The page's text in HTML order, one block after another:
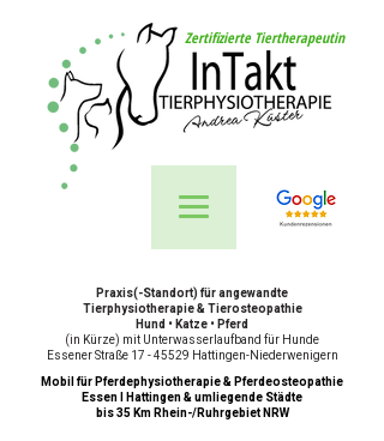
Zertifizierte Tiertherapeutin
Praxis(-Standort) für angewandte
Tierphysiotherapie & Tierosteopathie
Hund • Katze • Pferd
(in Kürze) mit Unterwasserlaufband für Hunde
Essener Straße 17 - 45529 Hattingen-Niederwenigern
Mobil für Pferdephysiotherapie & Pferdeosteopathie
Essen I Hattingen & umliegende Städte
bis 35 Km Rhein-/Ruhrgebiet NRW